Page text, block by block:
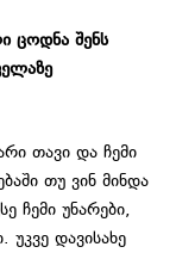
ცოდნა შენს
თავი და ჩემი
თუ ვინ მინდა
ჩემი უნარები,
უკვე დავისახე